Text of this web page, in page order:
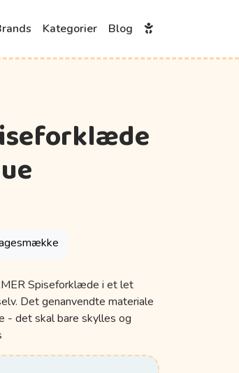
Kategorier Blog
Spiseforklæde i et let
Det genanvendte materiale
- det skal bare skylles og